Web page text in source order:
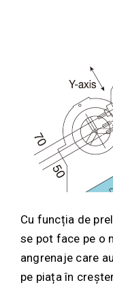
Cu funcția de
se pot face pe o
angrenaje care
pe piața în